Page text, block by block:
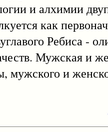
и алхимии
как
Ребиса -
Мужская и
мужского и